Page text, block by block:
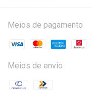
Meios de pagamento
Meios de envio